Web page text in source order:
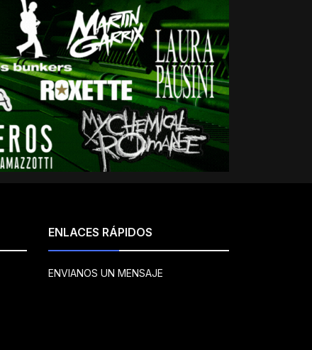
ENLACES RÁPIDOS
ENVIANOS UN MENSAJE